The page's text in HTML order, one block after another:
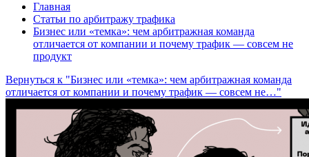
Главная
Статьи по арбитражу трафика
Бизнес или «темка»: чем арбитражная команда
отличается от компании и почему трафик — совсем не
продукт
Вернуться к "Бизнес или «темка»: чем арбитражная команда
отличается от компании и почему трафик — совсем не…"